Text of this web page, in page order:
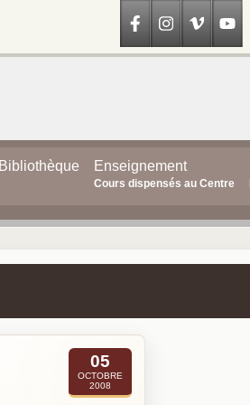
Bibliothèque Enseignement
Cours dispensés au Centre
05
OCTOBRE
2008